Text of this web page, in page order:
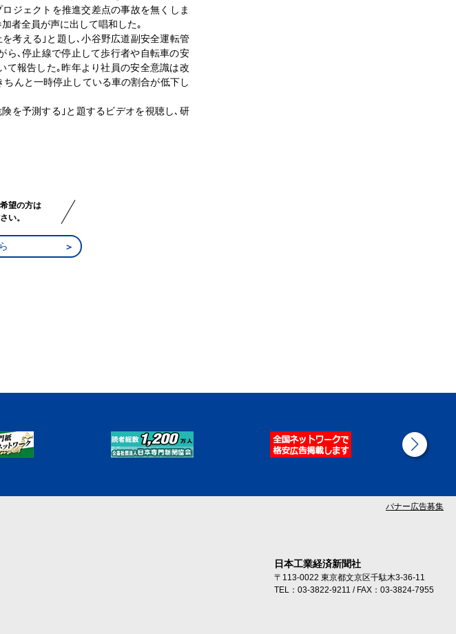
ジェクトを推進交差点の事故を無くしま
者全員が声に出して唱和した｡
考える｣と題し､小谷野広道副安全運転管
ら､停止線で停止して歩行者や自転車の安
て報告した｡昨年より社員の安全意識は改
んと一時停止している車の割合が低下し
を予測する｣と題するビデオを視聴し､研
望の方は
い。
バナー広告募集
日本工業経済新聞社
〒113-0022 東京都文京区千駄木3-36-11
TEL：03-3822-9211 / FAX：03-3824-7955